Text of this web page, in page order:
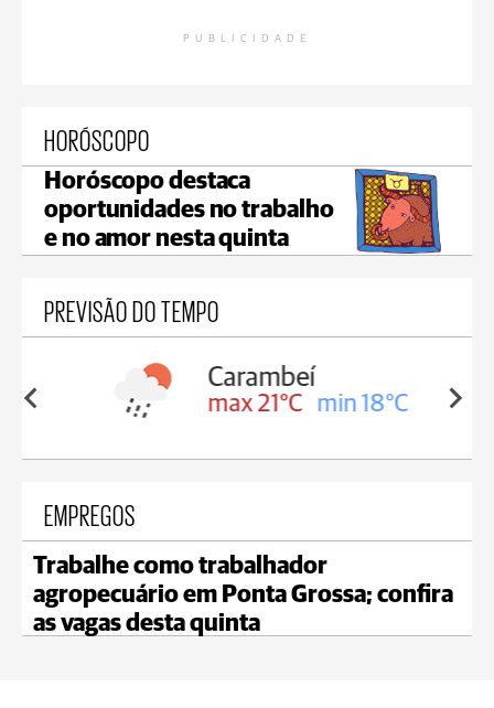
PUBLICIDADE
HORÓSCOPO
Horóscopo destaca
oportunidades no trabalho
e no amor nesta quinta
PREVISÃO DO TEMPO
18°C
Carambeí
max 21°C min 18°C
EMPREGOS
Trabalhe como trabalhador
agropecuário em Ponta Grossa; confira
as vagas desta quinta